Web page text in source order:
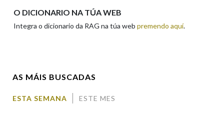
O DICIONARIO NA TÚA WEB
Integra o dicionario da RAG na túa web premendo aquí.
AS MÁIS BUSCADAS
ESTA SEMANA ESTE MES